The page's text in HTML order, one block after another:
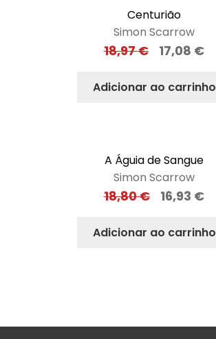
Centurião
Simon Scarrow
18,97€ 17,08 €
Adicionar ao carrinho
A Águia de Sangue
Simon Scarrow
18,80€ 16,93 €
Adicionar ao carrinho